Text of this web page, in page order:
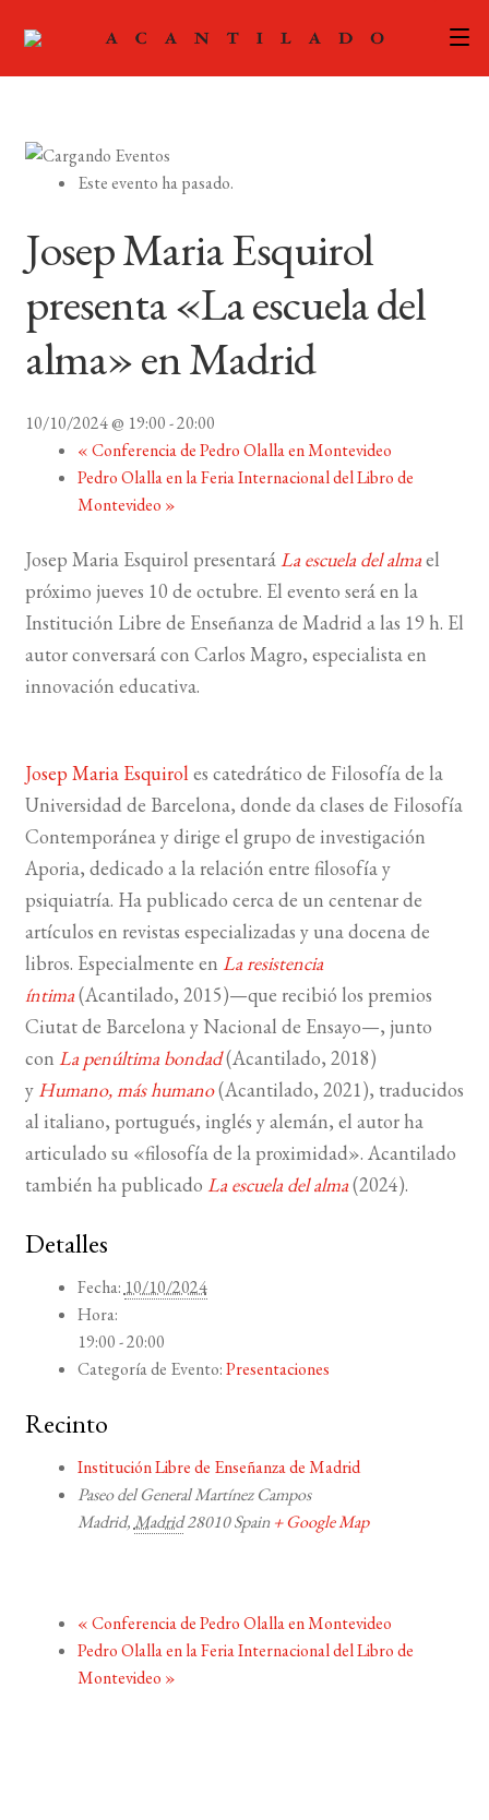
PODCAST
LA EDITORIAL
FOREIGN RIGHTS
CONTACTO
MI CUENTA
LISTA DE LIBROS
Este evento ha pasado.
Josep Maria Esquirol
presenta «La escuela del
alma» en Madrid
10/10/2024 @ 19:00-20:00
«Conferencia de Pedro Olalla en Montevideo
Pedro Olalla en la Feria Internacional del Libro de
Montevideo »
Josep Maria Esquirol presentaráLa escuela del almael
próximo jueves 10 de octubre. El evento será en la
Institución Libre de Enseñanza de Madrid a las 19 h. El
autor conversará con Carlos Magro, especialista en
innovación educativa.
Josep Maria Esquiroles catedrático de Filosofía de la
Universidad de Barcelona, donde da clases de Filosofía
Contemporánea y dirige el grupo de investigación
Aporia, dedicado a la relación entre filosofía y
psiquiatría. Ha publicado cerca de un centenar de
artículos en revistas especializadas y una docena de
libros. Especialmente en La resistencia
íntima(Acantilado, 2015)—que recibió los premios
Ciutat de Barcelona y Nacional de Ensayo—, junto
con La penúltima bondad(Acantilado, 2018)
y Humano, más humano(Acantilado, 2021), traducidos
al italiano, portugués, inglés y alemán, el autor ha
articulado su «filosofía de la proximidad». Acantilado
también ha publicado La escuela del alma(2024).
Detalles
Fecha:10/10/2024
Hora:
19:00 - 20:00
Categoría de Evento:Presentaciones
Recinto
Institución Libre de Enseñanza de Madrid
Paseo del General Martínez Campos
Madrid,Madrid28010 Spain + Google Map
«Conferencia de Pedro Olalla en Montevideo
Pedro Olalla en la Feria Internacional del Libro de
Montevideo »